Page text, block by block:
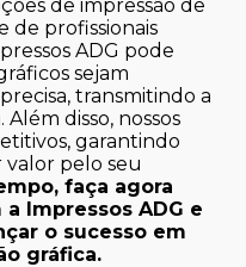
de impressão de
de profissionais
ADG pode
sejam
transmitindo a
disso, nossos
garantindo
pelo seu
faça agora
Impressos ADG e
o sucesso em
gráfica.